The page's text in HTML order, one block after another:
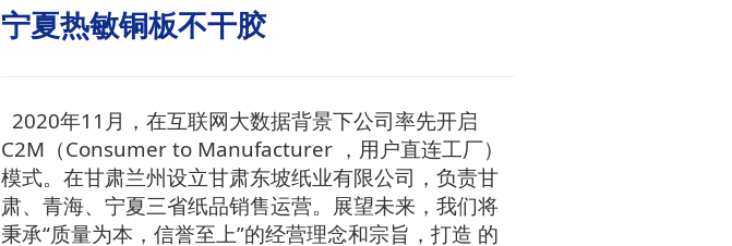
宁夏热敏铜板不干胶
2020年11月，在互联网大数据背景下公司率先开启
C2M（Consumer to Manufacturer ，用户直连工厂）
模式。在甘肃兰州设立甘肃东坡纸业有限公司，负责甘
肃、青海、宁夏三省纸品销售运营。展望未来，我们将
秉承“质量为本，信誉至上”的经营理念和宗旨，打造 的